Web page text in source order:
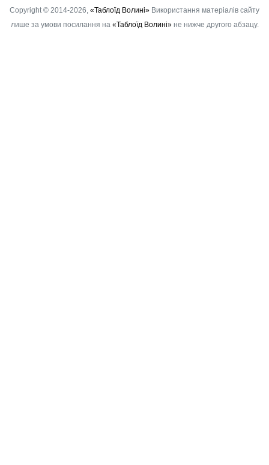
Copyright © 2014-2026, «Таблоїд Волині» Використання матеріалів сайту
лише за умови посилання на «Таблоїд Волині»не нижче другого абзацу.